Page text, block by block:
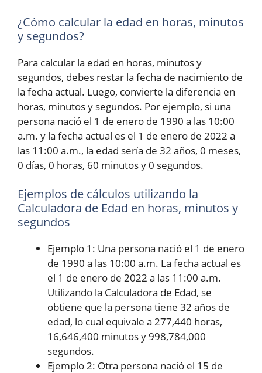
¿Cómo calcular la edad en horas, minutos
y segundos?
Para calcular la edad en horas, minutos y
segundos, debes restar la fecha de nacimiento de
la fecha actual. Luego, convierte la diferencia en
horas, minutos y segundos. Por ejemplo, si una
persona nació el 1 de enero de 1990 a las 10:00
a.m. y la fecha actual es el 1 de enero de 2022 a
las 11:00 a.m., la edad sería de 32 años, 0 meses,
0 días, 0 horas, 60 minutos y 0 segundos.
Ejemplos de cálculos utilizando la
Calculadora de Edad en horas, minutos y
segundos
Ejemplo 1: Una persona nació el 1 de enero
de 1990 a las 10:00 a.m. La fecha actual es
el 1 de enero de 2022 a las 11:00 a.m.
Utilizando la Calculadora de Edad, se
obtiene que la persona tiene 32 años de
edad, lo cual equivale a 277,440 horas,
16,646,400 minutos y 998,784,000
segundos.
Ejemplo 2: Otra persona nació el 15 de